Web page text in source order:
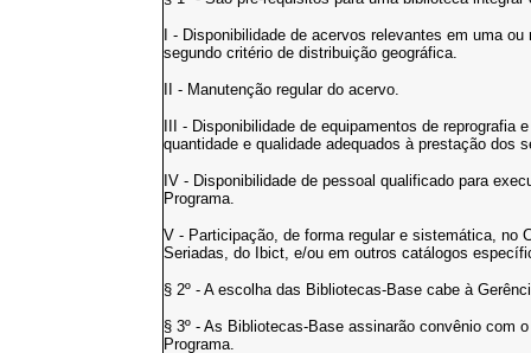
I - Disponibilidade de acervos relevantes em uma
segundo critério de distribuição geográfica.
II - Manutenção regular do acervo.
III - Disponibilidade de equipamentos de
quantidade e qualidade adequados à prestação dos
IV - Disponibilidade de pessoal qualificado para
Programa.
V - Participação, de forma regular e sistemática, no
Seriadas, do Ibict, e/ou em outros catálogos
§ 2º - A escolha das Bibliotecas-Base cabe à
§ 3º - As Bibliotecas-Base assinarão convênio com
Programa.